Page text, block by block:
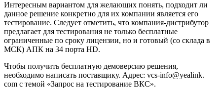
Интересным вариантом для желающих понять, подходит ли
данное решение конкретно для их компании является его
тестирование. Следует отметить, что компания-дистрибутор
предлагает для тестирования не только бесплатные
ограниченные по сроку лицензии, но и готовый (со склада в
МСК) АПК на 34 порта HD.
Чтобы получить бесплатную демоверсию решения,
необходимо написать поставщику. Адрес: vcs-info@yealink.
com с темой «Запрос на тестирование ВКС».